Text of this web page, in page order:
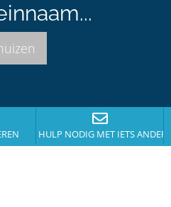
HULP NODIG MET IETS ANDERS?